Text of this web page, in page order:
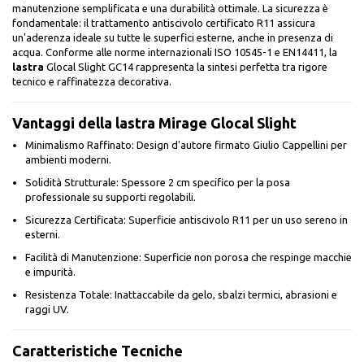
manutenzione semplificata e una durabilità ottimale. La sicurezza è
fondamentale: il trattamento antiscivolo certificato R11 assicura
un'aderenza ideale su tutte le superfici esterne, anche in presenza di
acqua. Conforme alle norme internazionali ISO 10545-1 e EN14411, la
lastra Glocal Slight GC14 rappresenta la sintesi perfetta tra rigore
tecnico e raffinatezza decorativa.
Vantaggi della lastra Mirage Glocal Slight
Minimalismo Raffinato: Design d'autore firmato Giulio Cappellini per
ambienti moderni.
Solidità Strutturale: Spessore 2 cm specifico per la posa
professionale su supporti regolabili.
Sicurezza Certificata: Superficie antiscivolo R11 per un uso sereno in
esterni.
Facilità di Manutenzione: Superficie non porosa che respinge macchie
e impurità.
Resistenza Totale: Inattaccabile da gelo, sbalzi termici, abrasioni e
raggi UV.
Caratteristiche Tecniche